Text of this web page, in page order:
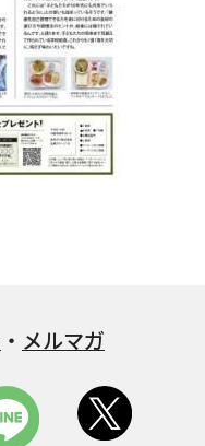
・ メルマガ